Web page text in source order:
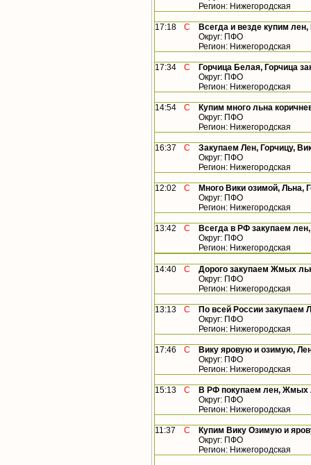
Регион: Нижегородская
17:18 С
Всегда и везде купим
Округ: ПФО
Регион: Нижегородская
17:34 С
Горчица Белая, Горчица
Округ: ПФО
Регион: Нижегородская
14:54 С
Купим много льна
Округ: ПФО
Регион: Нижегородская
16:37 С
Закупаем Лен, Горчицу,
Округ: ПФО
Регион: Нижегородская
12:02 С
Много Вики озимой, Льна,
Округ: ПФО
Регион: Нижегородская
13:42 С
Всегда в РФ закупаем
Округ: ПФО
Регион: Нижегородская
14:40 С
Дорого закупаем Жмых
Округ: ПФО
Регион: Нижегородская
13:13 С
По всей России закупаем
Округ: ПФО
Регион: Нижегородская
17:46 С
Вику яровую и озимую,
Округ: ПФО
Регион: Нижегородская
15:13 С
В РФ покупаем лен, Жмых
Округ: ПФО
Регион: Нижегородская
11:37 С
Купим Вику Озимую и
Округ: ПФО
Регион: Нижегородская